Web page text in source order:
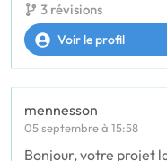
3 révisions
Voir le profil
mennesson
05 septembre à 15:58
Bonjour, votre projet